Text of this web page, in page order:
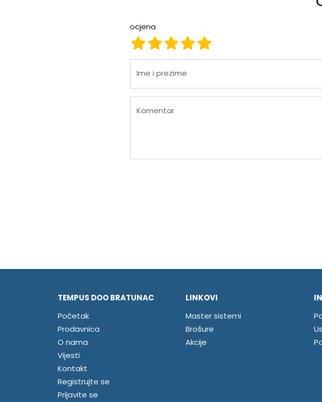
ocjena
ocjena 5
ocjena 4
ocjena 3
ocjena 2
ocjena 1
Ime i prezime
Komentar
TEMPUS DOO BRATUNAC
Početak
Prodavnica
O nama
Vijesti
Kontakt
Registrujte se
Prijavite se
LINKOVI
Master sistemi
Brošure
Akcije